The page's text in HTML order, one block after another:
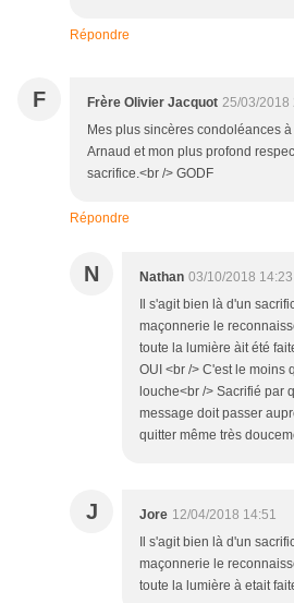
Répondre
F Frère Olivier Jacquot 25/03/2018
Mes plus sincères condoléances
Arnaud et mon plus profond
sacrifice.<br /> GODF
Répondre
N Nathan 03/10/2018 14:23
Il s'agit bien là d'un
maçonnerie le
toute la lumière àit été
OUI <br /> C'est le moins
louche<br /> Sacrifié par
message doit passer
quitter même très
J Jore 12/04/2018 14:51
Il s'agit bien là d'un
maçonnerie le
toute la lumière à etait